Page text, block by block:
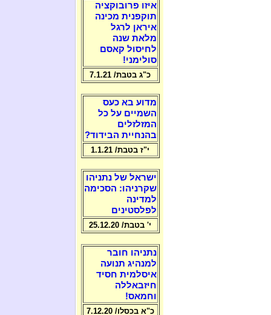
איזו פרובוקציה
תוקפנית מכינה
איראן לרגל
מלאת שנה
לחיסול קאסם
סולימני!
כ"ג בטבת/ 7.1.21
מדוע בא כעס
השמיים על כל
המזלזלים
בהנחיית הבידוד?
י"ז בטבת/ 1.1.21
ישראל של נתניהו
שקרניהו: הסכימה
למדינה
לפלסטינים
י' בטבת/ 25.12.20
נתניהו חובר
למנהיג תנועה
איסלמית חסיד
חיזבאללה
וחמאס!
כ"א בכסלו/ 7.12.20